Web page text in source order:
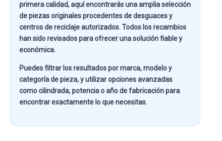
primera calidad, aquí encontrarás una amplia selección
de piezas originales procedentes de desguaces y
centros de reciclaje autorizados. Todos los recambios
han sido revisados para ofrecer una solución fiable y
económica.
Puedes filtrar los resultados pormarca, modelo y
categoría de pieza, y utilizar opciones avanzadas
comocilindrada, potencia o año de fabricaciónpara
encontrar exactamente lo que necesitas.